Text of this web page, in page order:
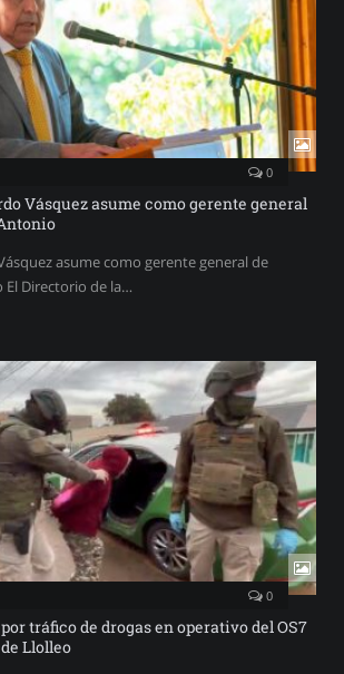
0
Vásquez asume como gerente general
asume como gerente general de
El Directorio de la…
0
tráfico de drogas en operativo del OS7
Llolleo